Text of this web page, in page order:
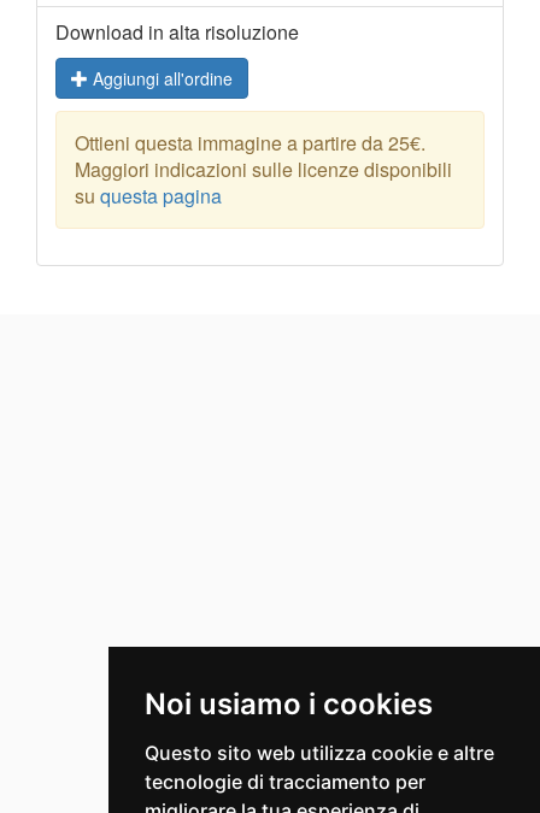
Noi usiamo i cookies
Questo sito web utilizza cookie e altre
tecnologie di tracciamento per
Download in alta risoluzione
Aggiungi all'ordine
Ottieni questa immagine a partire da 25€.
Maggiori indicazioni sulle licenze disponibili
su questa pagina